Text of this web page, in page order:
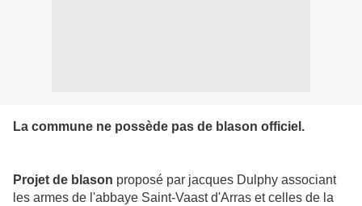
La commune ne possède pas de blason officiel.
Projet de blason proposé par jacques Dulphy associant
les armes de l'abbaye Saint-Vaast d'Arras et celles de la